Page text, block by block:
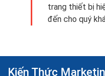
trang thiết bị
đến cho quý
Kiến Thức